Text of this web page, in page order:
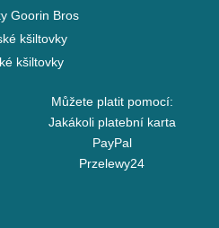
Goorin Bros
kšiltovky
kšiltovky
Můžete platit pomocí:
Jakákoli platební karta
PayPal
Przelewy24